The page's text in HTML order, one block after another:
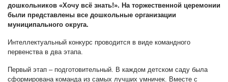
дошкольников «Хочу всё знать!». На торжественной церемонии
были представлены все дошкольные организации
муниципального округа.
Интеллектуальный конкурс проводится в виде командного
первенства в два этапа.
Первый этап – подготовительный. В каждом детском саду была
сформирована команда из самых лучших умничек. Вместе с